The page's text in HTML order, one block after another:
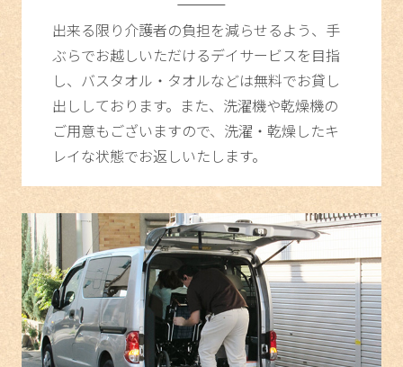
出来る限り介護者の負担を減らせるよう、手
ぶらでお越しいただけるデイサービスを目指
し、バスタオル・タオルなどは無料でお貸し
出ししております。また、洗濯機や乾燥機の
ご用意もございますので、洗濯・乾燥したキ
レイな状態でお返しいたします。